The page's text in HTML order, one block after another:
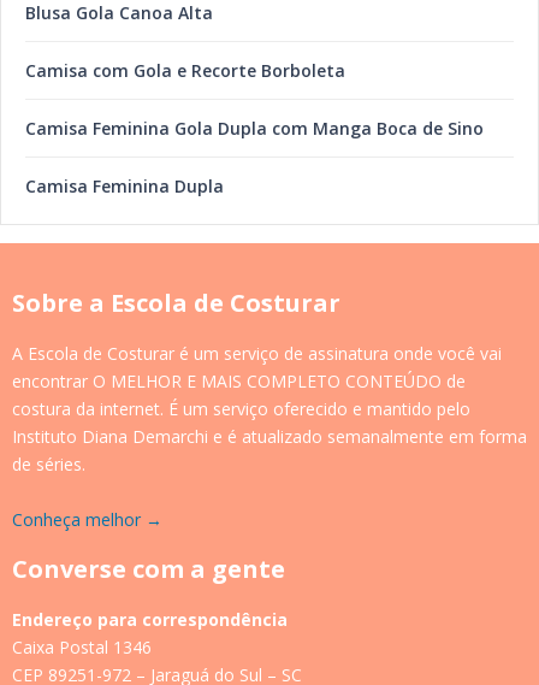
Blusa Gola Canoa Alta
Camisa com Gola e Recorte Borboleta
Camisa Feminina Gola Dupla com Manga Boca de Sino
Camisa Feminina Dupla
Sobre a Escola de Costurar
A Escola de Costurar é um serviço de assinatura onde você vai
encontrar O MELHOR E MAIS COMPLETO CONTEÚDO de
costura da internet. É um serviço oferecido e mantido pelo
Instituto Diana Demarchi e é atualizado semanalmente em forma
de séries.
Conheça melhor →
Converse com a gente
Endereço para correspondência
Caixa Postal 1346
CEP 89251-972 – Jaraguá do Sul – SC